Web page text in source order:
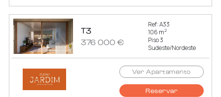
T3
376 000 €
Ref: A33
106 m2
Piso 3
Sudeste/Nordeste
Ver Apartamento
Reservar